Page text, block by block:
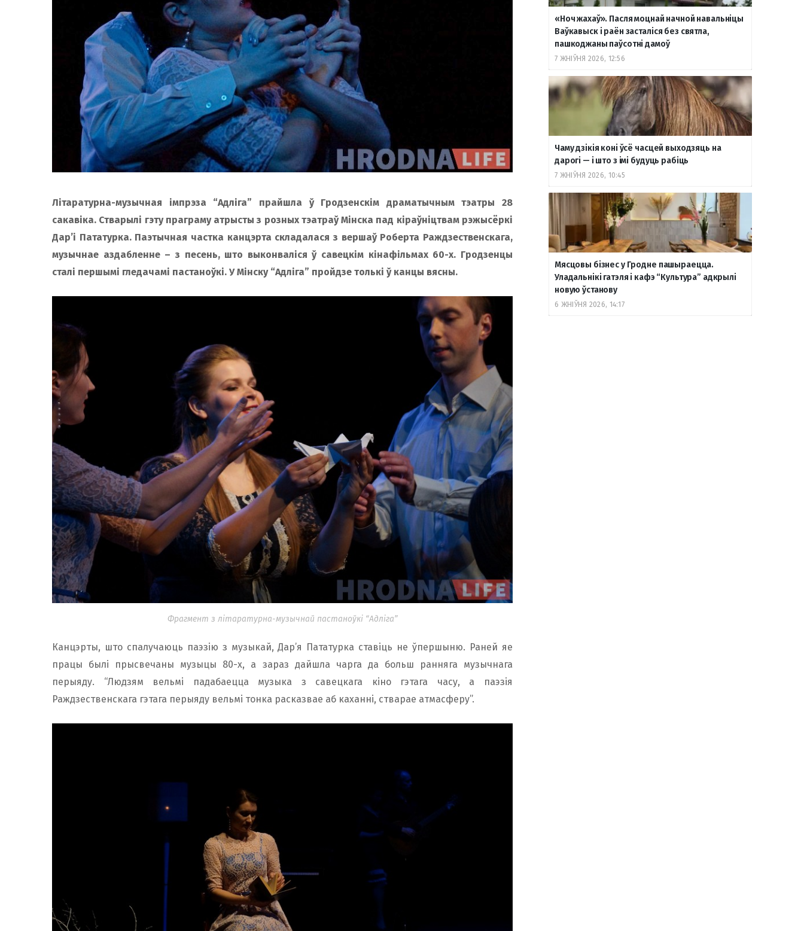
Літаратурна-музычная імпрэза “Адліга” прайшла ў Гродзенскім драматычным тэатры 28
сакавіка. Стварылі гэту праграму атрысты з розных тэатраў Мінска пад кіраўніцтвам рэжысёркі
Дар’і Пататурка. Паэтычная частка канцэрта складалася з вершаў Роберта Раждзественскага,
музычнае аздабленне – з песень, што выконваліся ў савецкім кінафільмах 60-х. Гродзенцы
сталі першымі гледачамі пастаноўкі. У Мінску “Адліга” пройдзе толькі ў канцы вясны.
Фрагмент з літаратурна-музычнай пастаноўкі “Адліга”
Канцэрты, што спалучаюць паэзію з музыкай, Дар’я Пататурка ставіць не ўпершыню. Раней яе
працы былі прысвечаны музыцы 80-х, а зараз дайшла чарга да больш ранняга музычнага
перыяду. “Людзям вельмі падабаецца музыка з савецкага кіно гэтага часу, а паэзія
Раждзественскага гэтага перыяду вельмі тонка расказвае аб каханні, стварае атмасферу”.
«Ноч жахаў». Пасля моцнай начной навальніцы
Ваўкавыск і раён засталіся без святла,
пашкоджаны паўсотні дамоў
7 ЖНІЎНЯ 2026, 12:56
Чаму дзікія коні ўсё часцей выходзяць на
дарогі — і што з імі будуць рабіць
7 ЖНІЎНЯ 2026, 10:45
Мясцовы бізнес у Гродне пашыраецца.
Уладальнікі гатэля і кафэ “Культура” адкрылі
новую ўстанову
6 ЖНІЎНЯ 2026, 14:17